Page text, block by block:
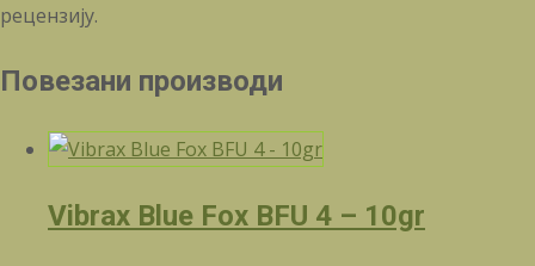
рецензију.
Повезани производи
Vibrax Blue Fox BFU 4 – 10gr